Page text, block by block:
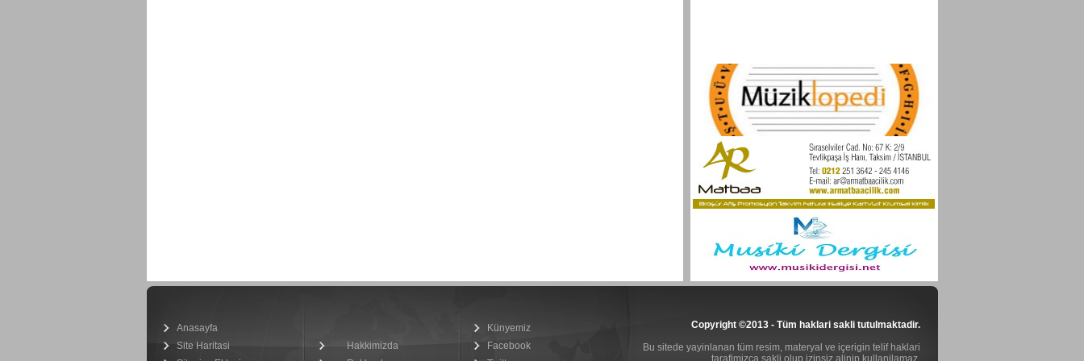
Anasayfa
Site Haritasi
Hakkimizda
Künyemiz
Facebook
Copyright ©2013 - Tüm haklari sakli tutulmaktadir.
Bu sitede yayinlanan tüm resim, materyal ve içerigin telif haklari
tarafimizca sakli olup izinsiz alinip kullanilamaz.